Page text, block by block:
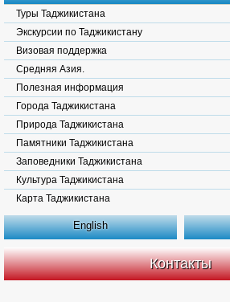
Туры Таджикистана
Экскурсии по Таджикистану
Визовая поддержка
Средняя Азия.
Полезная информация
Города Таджикистана
Природа Таджикистана
Памятники Таджикистана
Заповедники Таджикистана
Культура Таджикистана
Карта Таджикистана
English
Контакты